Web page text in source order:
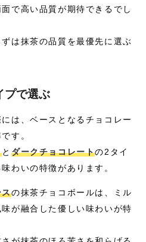
で高い品質が期待できるでし
は抹茶の品質を最優先に選ぶ
プで選ぶ
は、ベースとなるチョコレー
す。
と ダークチョコレートの2タイ
わいの特徴があります。
スの抹茶チョコボールは、ミル
が融合した優しい味わいが特